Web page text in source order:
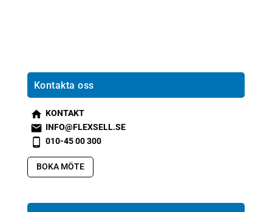
Kontakta oss
s
m
t2
o
e
KONTAKT
s
m
t1
e
ai
INFO@FLEXSELL.SE
s
m
t2
h
010-45 00 300
BOKA MÖTE